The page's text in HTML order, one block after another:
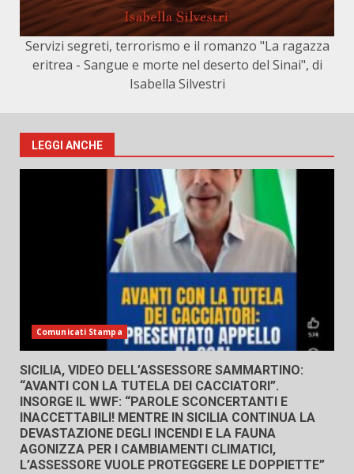
Servizi segreti, terrorismo e il romanzo "La ragazza
eritrea - Sangue e morte nel deserto del Sinai", di
Isabella Silvestri
LEGGI ANCHE
Comunicati Stampa
SICILIA, VIDEO DELL’ASSESSORE SAMMARTINO:
“AVANTI CON LA TUTELA DEI CACCIATORI”.
INSORGE IL WWF: “PAROLE SCONCERTANTI E
INACCETTABILI! MENTRE IN SICILIA CONTINUA LA
DEVASTAZIONE DEGLI INCENDI E LA FAUNA
AGONIZZA PER I CAMBIAMENTI CLIMATICI,
L’ASSESSORE VUOLE PROTEGGERE LE DOPPIETTE”